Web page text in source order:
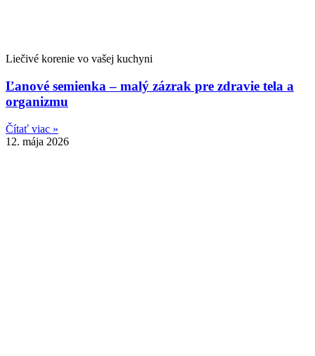
Liečivé korenie vo vašej kuchyni
Ľanové semienka – malý zázrak pre zdravie tela a
organizmu
Čítať viac »
12. mája 2026